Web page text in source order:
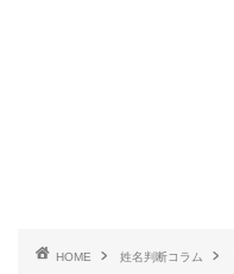
HOME 姓名判断コラム